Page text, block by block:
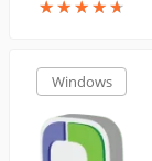
★★★★★
★★★★★
Windows